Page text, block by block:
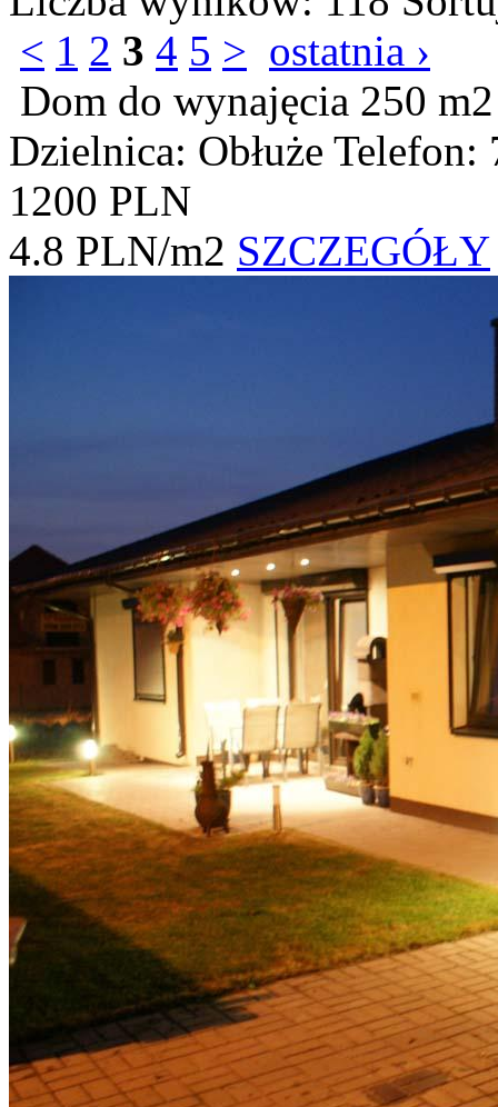
< 1 2 3 4 5 > ostatnia ›
Dom do wynajęcia 250 m2
Dzielnica: Obłuże Telefon:
1200 PLN
4.8 PLN/m2 SZCZEGÓŁY